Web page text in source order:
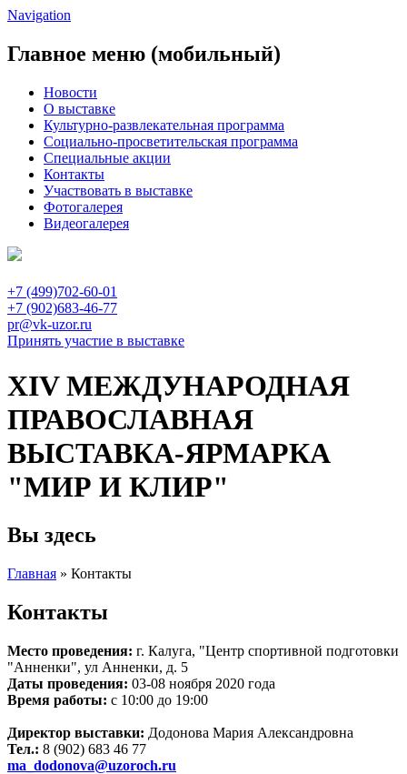
Navigation
Главное меню (мобильный)
Новости
О выставке
Культурно-развлекательная программа
Социально-просветительская программа
Специальные акции
Контакты
Участвовать в выставке
Фотогалерея
Видеогалерея
+7 (499)702-60-01
+7 (902)683-46-77
pr@vk-uzor.ru
Принять участие в выставке
XIV МЕЖДУНАРОДНАЯ
ПРАВОСЛАВНАЯ
ВЫСТАВКА-ЯРМАРКА
"МИР И КЛИР"
Вы здесь
Главная » Контакты
Контакты
Место проведения: г. Калуга, "Центр спортивной подготовки
"Анненки", ул Анненки, д. 5
Даты проведения: 03-08 ноября 2020 года
Время работы: с 10:00 до 19:00
Директор выставки: Додонова Мария Александровна
Тел.: 8 (902) 683 46 77
ma_dodonova@uzoroch.ru